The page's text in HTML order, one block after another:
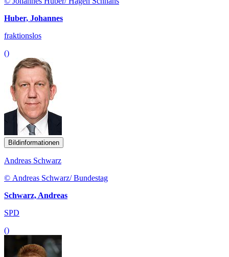
Huber, Johannes
fraktionslos
()
Bildinformationen
Andreas Schwarz
© Andreas Schwarz/ Bundestag
Schwarz, Andreas
SPD
()